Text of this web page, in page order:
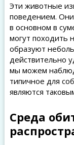
Эти животные
поведением.
в основном в
могут походить
образуют
действительно
мы можем
типичное для
являются
Среда